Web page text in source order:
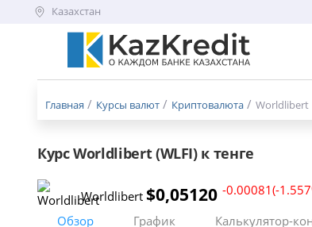
Казахстан
Меню
Главная Курсы валют Криптовалюта Worldlibert
Курс Worldlibert (WLFI) к тенге
Worldlibert $0,05120 -0.00081(-
Обзор
График Калькулятор-